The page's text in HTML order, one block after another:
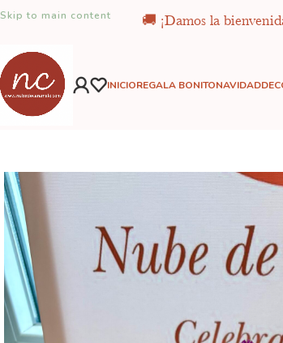
🚚 ¡Damos la
Skip to main content
INICIOREGALA BONITONAVIDAD